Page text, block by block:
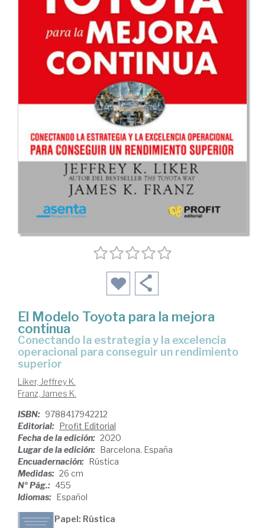
El Modelo Toyota para la mejora
continua
conectando la estrategia y la excelencia
operacional para conseguir un rendimiento
superior
Liker, Jeffrey K.
Franz, James K.
ISBN: 9788417942212
Editorial: Profit Editorial
Fecha de la edición: 2020
Lugar de la edición: Barcelona. España
Encuadernación: Rústica
Medidas: 26 cm
Nº Pág.: 455
Idiomas: Español
Papel: Rústica